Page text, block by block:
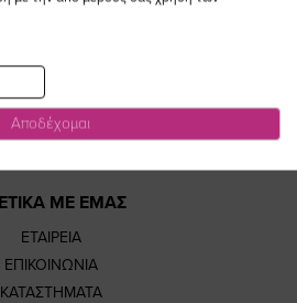
pagepage
ΜΕ ΕΜΑΣ
ΕΤΑΙΡΕΙΑ
ΕΠΙΚΟΙΝΩΝΙΑ
ΚΑΤΑΣΤΗΜΑΤΑ
Αποδέχομαι